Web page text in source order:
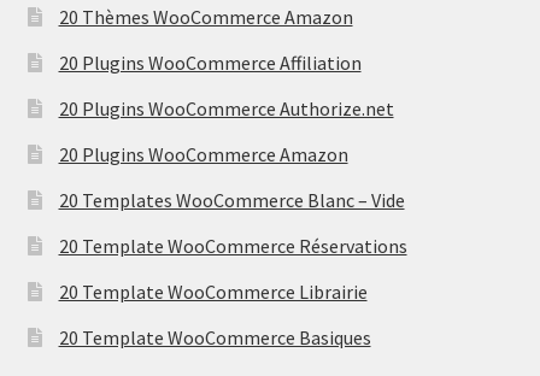
20 Thèmes WooCommerce Amazon
20 Plugins WooCommerce Affiliation
20 Plugins WooCommerce Authorize.net
20 Plugins WooCommerce Amazon
20 Templates WooCommerce Blanc – Vide
20 Template WooCommerce Réservations
20 Template WooCommerce Librairie
20 Template WooCommerce Basiques